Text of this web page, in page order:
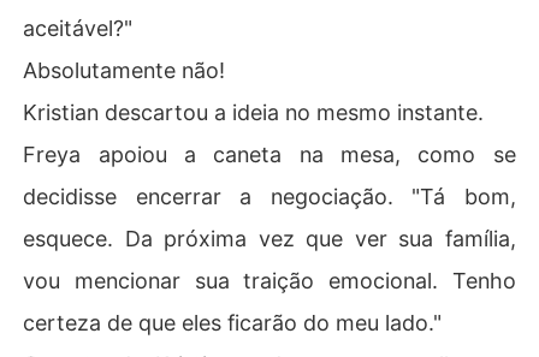
aceitável?"
Absolutamente não!
Kristian descartou a ideia no mesmo instante.
Freya apoiou a caneta na mesa, como se
decidisse encerrar a negociação. "Tá bom,
esquece. Da próxima vez que ver sua família,
vou mencionar sua traição emocional. Tenho
certeza de que eles ficarão do meu lado."